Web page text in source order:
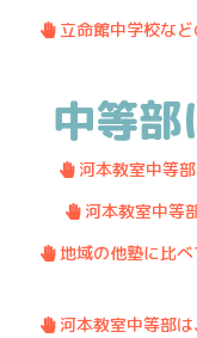
. 立命館中学校な
中等部
. 河本教室中等
. 河本教室中等
.地域の他塾に比
. 河本教室中等部